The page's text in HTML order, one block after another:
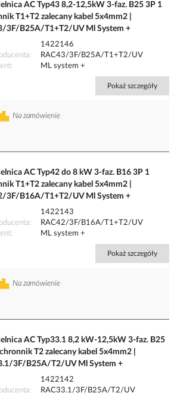
AC Typ43 8,2-12,5kW 3-faz. B25 3P 1
T1+T2 zalecany kabel 5x4mm2 |
3F/B25A/T1+T2/UV Ml System +
1422146
RAC43/3F/B25A/T1+T2/UV
ML system +
Pokaż szczegóły
Na zamówienie
AC Typ42 do 8 kW 3-faz. B16 3P 1
T1+T2 zalecany kabel 5x4mm2 |
3F/B16A/T1+T2/UV Ml System +
1422143
RAC42/3F/B16A/T1+T2/UV
ML system +
Pokaż szczegóły
Na zamówienie
AC Typ33.1 8,2 kW-12,5kW 3-faz. B25
T2 zalecany kabel 5x4mm2 |
3F/B25A/T2/UV Ml System +
1422142
RAC33.1/3F/B25A/T2/UV